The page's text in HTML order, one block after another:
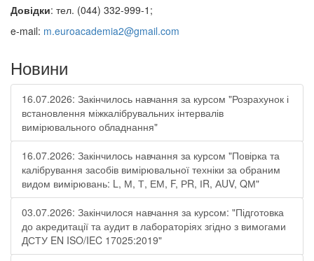
Довідки: тел. (044) 332-999-1;
e-mail: m.euroacademia2@gmail.com
Новини
16.07.2026: Закінчилось навчання за курсом "Розрахунок і
встановлення міжкалібрувальних інтервалів
вимірювального обладнання"
16.07.2026: Закінчилось навчання за курсом "Повірка та
калібрування засобів вимірювальної техніки за обраним
видом вимірювань: L, М, Т, ЕМ, F, РR, ІR, АUV, QМ"
03.07.2026: Закінчилося навчання за курсом: "Підготовка
до акредитації та аудит в лабораторіях згідно з вимогами
ДСТУ EN ISO/IEC 17025:2019"